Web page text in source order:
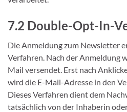
7.2 Double-Opt-In-
Die Anmeldung zum Newsletter
Verfahren. Nach der Anmeldung
Mail versendet. Erst nach
wird die E-Mail-Adresse in den
Dieses Verfahren dient dem
tatsächlich von der Inhaberin